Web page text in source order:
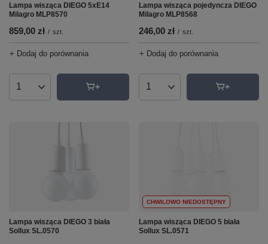
Lampa wisząca DIEGO 5xE14
Milagro MLP8570
859,00 zł / szt.
+ Dodaj do porównania
Ilość produktów
Lampa wisząca pojedyncza DIEGO
Milagro MLP8568
246,00 zł / szt.
+ Dodaj do porównania
Ilość produktów
Lampa wisząca DIEGO 3 biała
Sollux SL.0570
CHWILOWO NIEDOSTĘPNY
Lampa wisząca DIEGO 5 biała
Sollux SL.0571